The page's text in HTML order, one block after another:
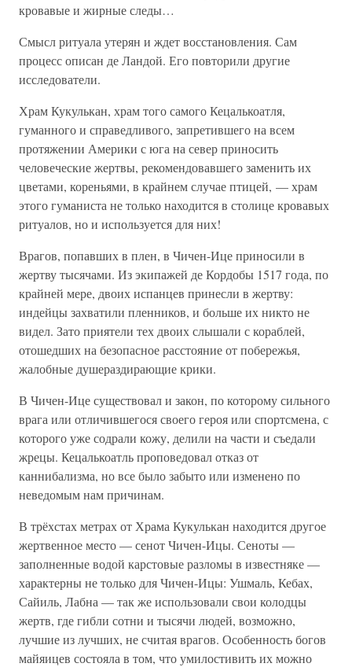
кровавые и жирные следы…
Смысл ритуала утерян и ждет восстановления. Сам
процесс описан де Ландой. Его повторили другие
исследователи.
Храм Кукулькан, храм того самого Кецалькоатля,
гуманного и справедливого, запретившего на всем
протяжении Америки с юга на север приносить
человеческие жертвы, рекомендовавшего заменить их
цветами, кореньями, в крайнем случае птицей, — храм
этого гуманиста не только находится в столице кровавых
ритуалов, но и используется для них!
Врагов, попавших в плен, в Чичен-Ице приносили в
жертву тысячами. Из экипажей де Кордобы 1517 года, по
крайней мере, двоих испанцев принесли в жертву:
индейцы захватили пленников, и больше их никто не
видел. Зато приятели тех двоих слышали с кораблей,
отошедших на безопасное расстояние от побережья,
жалобные душераздирающие крики.
В Чичен-Ице существовал и закон, по которому сильного
врага или отличившегося своего героя или спортсмена, с
которого уже содрали кожу, делили на части и съедали
жрецы. Кецалькоатль проповедовал отказ от
каннибализма, но все было забыто или изменено по
неведомым нам причинам.
В трёхстах метрах от Храма Кукулькан находится другое
жертвенное место — сенот Чичен-Ицы. Сеноты —
заполненные водой карстовые разломы в известняке —
характерны не только для Чичен-Ицы: Ушмаль, Кебах,
Сайиль, Лабна — так же использовали свои колодцы
жертв, где гибли сотни и тысячи людей, возможно,
лучшие из лучших, не считая врагов. Особенность богов
майяицев состояла в том, что умилостивить их можно